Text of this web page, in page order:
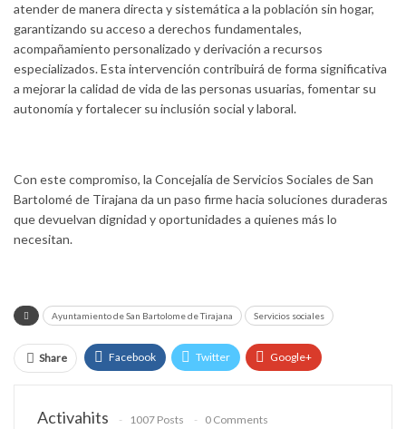
atender de manera directa y sistemática a la población sin hogar,
garantizando su acceso a derechos fundamentales,
acompañamiento personalizado y derivación a recursos
especializados. Esta intervención contribuirá de forma significativa
a mejorar la calidad de vida de las personas usuarias, fomentar su
autonomía y fortalecer su inclusión social y laboral.
Con este compromiso, la Concejalía de Servicios Sociales de San
Bartolomé de Tirajana da un paso firme hacia soluciones duraderas
que devuelvan dignidad y oportunidades a quienes más lo
necesitan.
Ayuntamiento de San Bartolome de Tirajana Servicios sociales
Share Facebook Twitter Google+
Email
Activahits 1007 Posts 0 Comments